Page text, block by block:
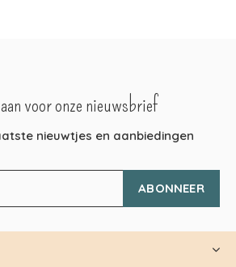
voor onze nieuwsbrief
nieuwtjes en aanbiedingen
ABONNEER